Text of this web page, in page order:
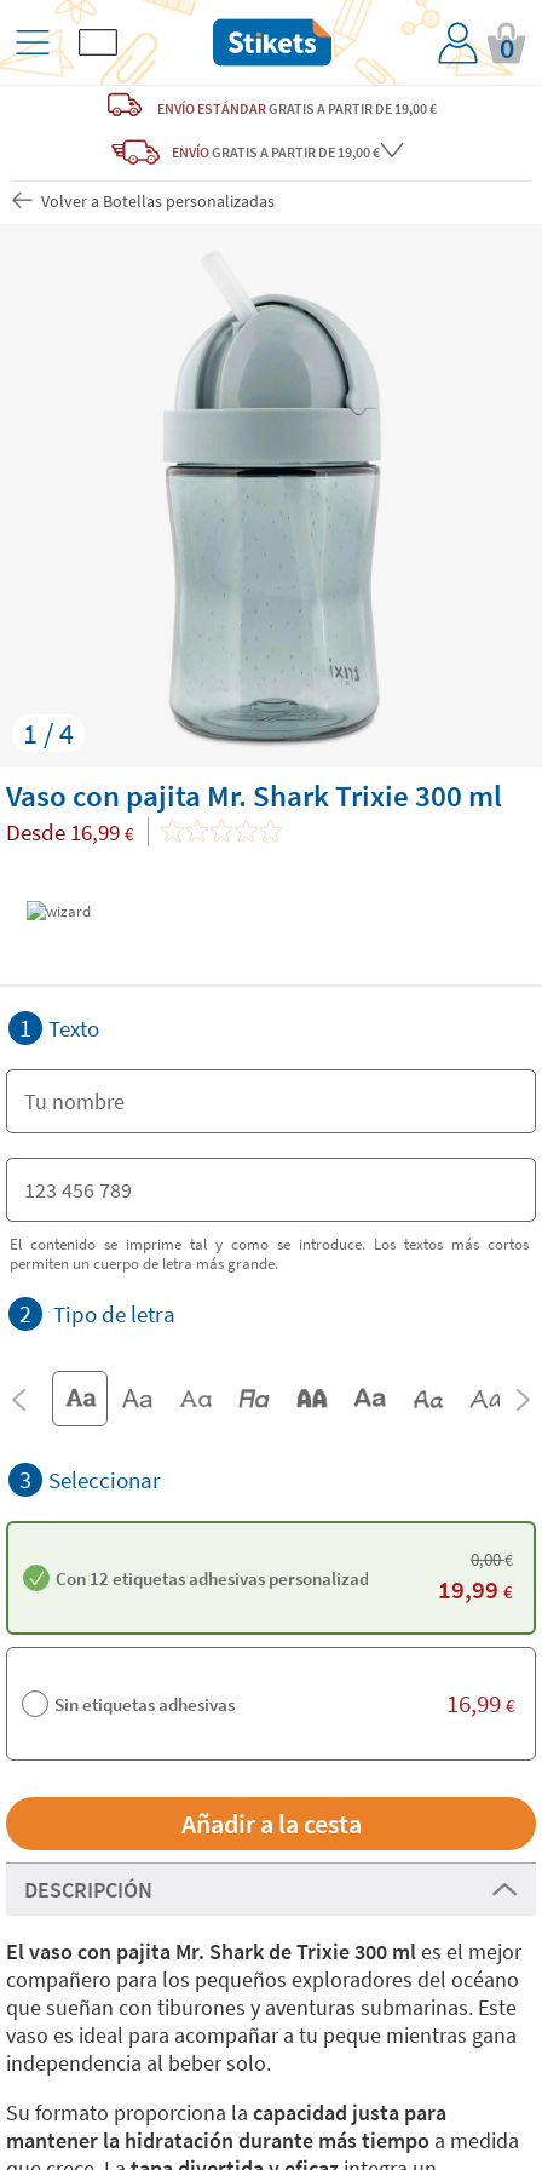
0
ENVÍO ESTÁNDARGRATIS A PARTIR DE 19,00 €
ENVÍOGRATIS A PARTIR DE 19,00 €
Volver a Botellas personalizadas
1 / 4
Vaso con pajita Mr. Shark Trixie 300 ml
Desde 16,99 €
1 Texto
El contenido se imprime tal y como se introduce. Los textos más cortos
permiten un cuerpo de letra más grande.
2 Tipo de letra
3 Seleccionar
Con 12 etiquetas adhesivas personalizadas
0,00€
19,99 €
Sin etiquetas adhesivas 16,99 €
DESCRIPCIÓN
El vaso con pajita Mr. Shark de Trixie 300 mles el mejor
compañero para los pequeños exploradores del océano
que sueñan con tiburones y aventuras submarinas. Este
vaso es ideal para acompañar a tu peque mientras gana
independencia al beber solo.
Su formato proporciona la capacidad justa para
mantener la hidratación durante más tiempo a medida